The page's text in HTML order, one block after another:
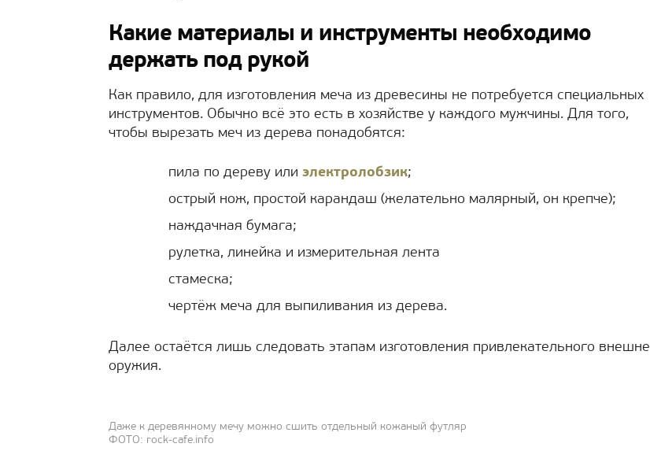
Какие материалы и инструменты необходимо
держать под рукой
Как правило, для изготовления меча из древесины не потребуется специальных
инструментов. Обычно всё это есть в хозяйстве у каждого мужчины. Для того,
чтобы вырезать меч из дерева понадобятся:
пила по дереву или электролобзик;
острый нож, простой карандаш (желательно малярный, он крепче);
наждачная бумага;
рулетка, линейка и измерительная лента
стамеска;
чертёж меча для выпиливания из дерева.
Далее остаётся лишь следовать этапам изготовления привлекательного внешне
оружия.
Даже к деревянному мечу можно сшить отдельный кожаный футляр
ФОТО: rock-cafe.info